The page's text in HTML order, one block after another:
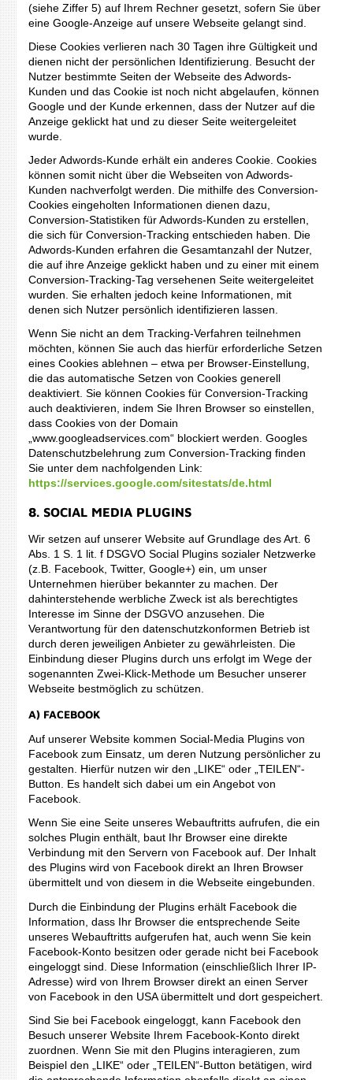
(siehe Ziffer 5) auf Ihrem Rechner gesetzt, sofern Sie über
eine Google-Anzeige auf unsere Webseite gelangt sind.
Diese Cookies verlieren nach 30 Tagen ihre Gültigkeit und
dienen nicht der persönlichen Identifizierung. Besucht der
Nutzer bestimmte Seiten der Webseite des Adwords-
Kunden und das Cookie ist noch nicht abgelaufen, können
Google und der Kunde erkennen, dass der Nutzer auf die
Anzeige geklickt hat und zu dieser Seite weitergeleitet
wurde.
Jeder Adwords-Kunde erhält ein anderes Cookie. Cookies
können somit nicht über die Webseiten von Adwords-
Kunden nachverfolgt werden. Die mithilfe des Conversion-
Cookies eingeholten Informationen dienen dazu,
Conversion-Statistiken für Adwords-Kunden zu erstellen,
die sich für Conversion-Tracking entschieden haben. Die
Adwords-Kunden erfahren die Gesamtanzahl der Nutzer,
die auf ihre Anzeige geklickt haben und zu einer mit einem
Conversion-Tracking-Tag versehenen Seite weitergeleitet
wurden. Sie erhalten jedoch keine Informationen, mit
denen sich Nutzer persönlich identifizieren lassen.
Wenn Sie nicht an dem Tracking-Verfahren teilnehmen
möchten, können Sie auch das hierfür erforderliche Setzen
eines Cookies ablehnen – etwa per Browser-Einstellung,
die das automatische Setzen von Cookies generell
deaktiviert. Sie können Cookies für Conversion-Tracking
auch deaktivieren, indem Sie Ihren Browser so einstellen,
dass Cookies von der Domain
„www.googleadservices.com“ blockiert werden. Googles
Datenschutzbelehrung zum Conversion-Tracking finden
Sie unter dem nachfolgenden Link:
https://services.google.com/sitestats/de.html
8. SOCIAL MEDIA PLUGINS
Wir setzen auf unserer Website auf Grundlage des Art. 6
Abs. 1 S. 1 lit. f DSGVO Social Plugins sozialer Netzwerke
(z.B. Facebook, Twitter, Google+) ein, um unser
Unternehmen hierüber bekannter zu machen. Der
dahinterstehende werbliche Zweck ist als berechtigtes
Interesse im Sinne der DSGVO anzusehen. Die
Verantwortung für den datenschutzkonformen Betrieb ist
durch deren jeweiligen Anbieter zu gewährleisten. Die
Einbindung dieser Plugins durch uns erfolgt im Wege der
sogenannten Zwei-Klick-Methode um Besucher unserer
Webseite bestmöglich zu schützen.
A) FACEBOOK
Auf unserer Website kommen Social-Media Plugins von
Facebook zum Einsatz, um deren Nutzung persönlicher zu
gestalten. Hierfür nutzen wir den „LIKE“ oder „TEILEN“-
Button. Es handelt sich dabei um ein Angebot von
Facebook.
Wenn Sie eine Seite unseres Webauftritts aufrufen, die ein
solches Plugin enthält, baut Ihr Browser eine direkte
Verbindung mit den Servern von Facebook auf. Der Inhalt
des Plugins wird von Facebook direkt an Ihren Browser
übermittelt und von diesem in die Webseite eingebunden.
Durch die Einbindung der Plugins erhält Facebook die
Information, dass Ihr Browser die entsprechende Seite
unseres Webauftritts aufgerufen hat, auch wenn Sie kein
Facebook-Konto besitzen oder gerade nicht bei Facebook
eingeloggt sind. Diese Information (einschließlich Ihrer IP-
Adresse) wird von Ihrem Browser direkt an einen Server
von Facebook in den USA übermittelt und dort gespeichert.
Sind Sie bei Facebook eingeloggt, kann Facebook den
Besuch unserer Website Ihrem Facebook-Konto direkt
zuordnen. Wenn Sie mit den Plugins interagieren, zum
Beispiel den „LIKE“ oder „TEILEN“-Button betätigen, wird